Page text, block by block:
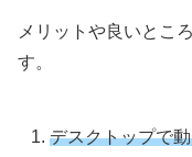
メリットや良いとこ
す。
デスクトップで